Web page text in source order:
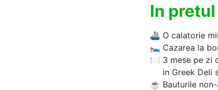
In
🚢 O calatorie
🛌 Cazarea la
🍽 3 mese pe zi
in Greek Deli
☕ Bauturile